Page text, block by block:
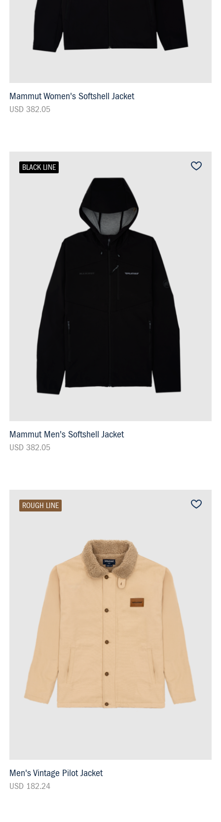
Mammut Women's Softshell Jacket
USD 382.05
BLACK LINE
Mammut Men's Softshell Jacket
USD 382.05
ROUGH LINE
Men's Vintage Pilot Jacket
USD 182.24